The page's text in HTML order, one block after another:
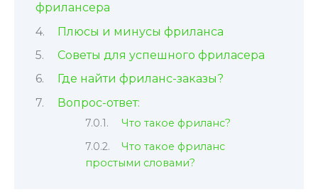
фрилансера
Плюсы и минусы фриланса
Советы для успешного фриласера
Где найти фриланс-заказы?
Вопрос-ответ:
Что такое фриланс?
Что такое фриланс
простыми словами?